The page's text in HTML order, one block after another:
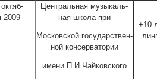
октяб­
2009
Цен­траль­ная музы­каль­
ная шко­ла при
Мос­ков­ской госу­дар­ствен­
ной консерватории
име­ни П.И.Чайковского
+10